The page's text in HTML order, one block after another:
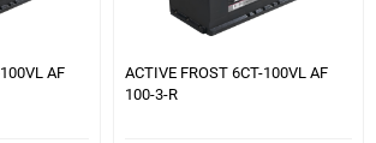
90
АF
ACTIVE FROST 6СТ-100VL АF
100-3-R